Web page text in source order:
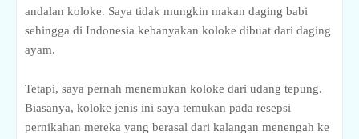
andalan koloke. Saya tidak mungkin makan daging babi
sehingga di Indonesia kebanyakan koloke dibuat dari daging
ayam.
Tetapi, saya pernah menemukan koloke dari udang tepung.
Biasanya, koloke jenis ini saya temukan pada resepsi
pernikahan mereka yang berasal dari kalangan menengah ke